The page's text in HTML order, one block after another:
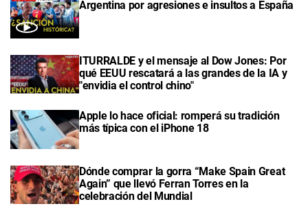
Argentina por agresiones e insultos a España
ITURRALDE y el mensaje al Dow Jones: Por
qué EEUU rescatará a las grandes de la IA y
"envidia el control chino"
Apple lo hace oficial: romperá su tradición
más típica con el iPhone 18
Dónde comprar la gorra “Make Spain Great
Again” que llevó Ferran Torres en la
celebración del Mundial